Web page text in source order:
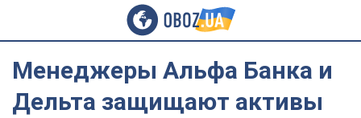
Менеджеры Альфа Банка и
Дельта защищают активы